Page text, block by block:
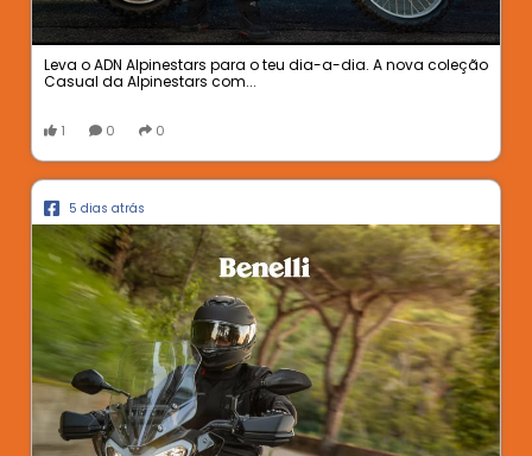
Leva o ADN Alpinestars para o teu dia-a-dia. A nova coleção
Casual da Alpinestars com...
1 0 0
5 dias atrás